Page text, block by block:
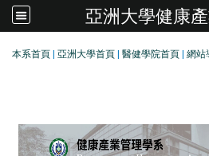
亞洲大學健康
本系首頁 亞洲大學首頁 醫健學院首頁 網站